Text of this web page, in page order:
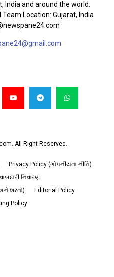
India and around the world.
Team Location: Gujarat, India
All Right Reserved.
Privacy Policy (ગોપનીયતા નીતિ)
નિવારણ
શરતો)
Editorial Policy
Policy